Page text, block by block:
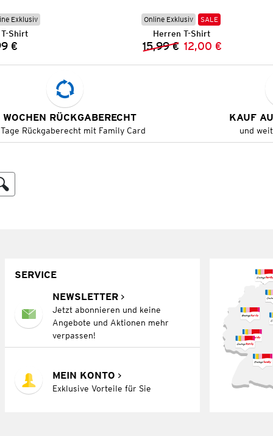
Exklusiv
Shirt
€
Online Exklusiv SALE
Herren T-Shirt
Vorheriger Preis:
15,99 € Neuer Preis:
12,00 €
RÜCKGABERECHT
Rückgaberecht mit Family Card
KAUF
und
SERVICE
NEWSLETTER
Jetzt abonnieren und keine
Angebote und Aktionen mehr
verpassen!
MEIN KONTO
Exklusive Vorteile für Sie